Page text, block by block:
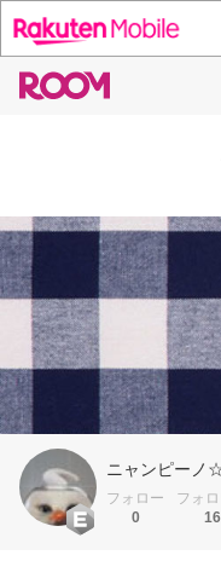
ニャンピーノ
フォロー
0
フォ
16